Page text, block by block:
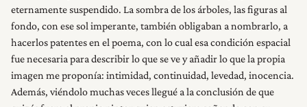
INICIO
RESEÑAS
eternamente suspendido. La sombra de los árboles, las figuras al
fondo, con ese sol imperante, también obligaban a nombrarlo, a
hacerlos patentes en el poema, con lo cual esa condición espacial
fue necesaria para describir lo que se ve y añadir lo que la propia
imagen me proponía: intimidad, continuidad, levedad, inocencia.
Además, viéndolo muchas veces llegué a la conclusión de que